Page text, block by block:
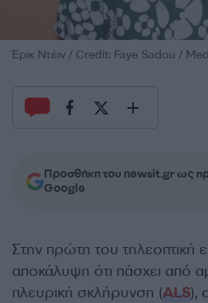
Έρικ Ντέιν / Credit: Faye Sadou /
Προσθήκη του newsit.gr ως
Google
Στην πρώτη του τηλεοπτική
αποκάλυψη ότι πάσχει από
πλευρική σκλήρυνση (ALS),